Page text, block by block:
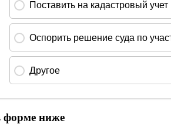
форме ниже